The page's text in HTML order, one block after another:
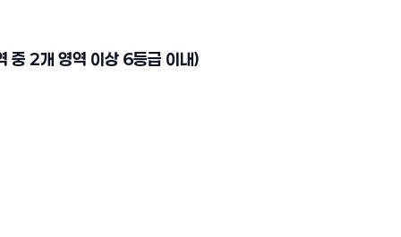
중 2개 영역 이상 6등급 이내)